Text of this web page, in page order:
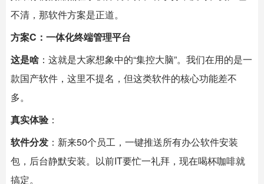
不清，那软件方案是正道。
方案C：一体化终端管理平台
这是啥 ：这就是大家想象中的“集控大脑”。我们在用的是一
款国产软件，这里不提名，但这类软件的核心功能差不
多。
真实体验 ：
软件分发 ：新来50个员工，一键推送所有办公软件安装
包，后台静默安装。以前IT要忙一礼拜，现在喝杯咖啡就
搞定。